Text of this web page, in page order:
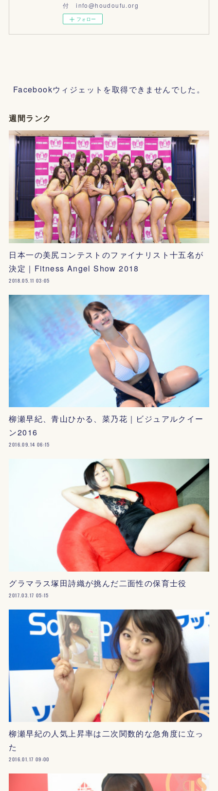
付 info@houdoufu.org
フォロー
Facebookウィジェットを取得できませんでした。
週間ランク
日本一の美尻コンテストのファイナリスト十五名が
決定｜Fitness Angel Show 2018
2018.05.11 03:05
柳瀬早紀、青山ひかる、菜乃花｜ビジュアルクイー
ン2016
2016.09.14 06:15
グラマラス塚田詩織が挑んだ二面性の保育士役
2017.03.17 05:15
柳瀬早紀の人気上昇率は二次関数的な急角度に立っ
た
2016.01.17 09:00